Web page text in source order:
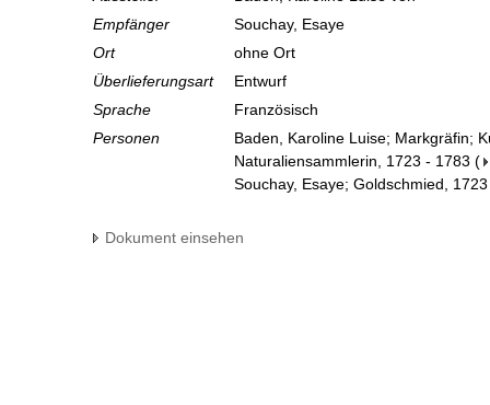
Empfänger
Souchay, Esaye
Ort
ohne Ort
Überlieferungsart
Entwurf
Sprache
Französisch
Personen
Baden, Karoline Luise; Markgräfin;
Naturaliensammlerin, 1723 - 1783 (
Souchay, Esaye; Goldschmied,
Dokument einsehen